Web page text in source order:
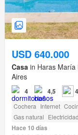
USD 640.000
Casa in Haras María
Aires
4 4,5
Cochera Internet
Gas natural Electricidad
Hace 10 días